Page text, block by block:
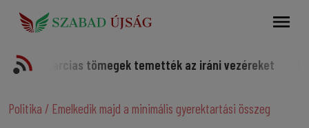
tömegek temették az iráni vezéreket Somorjai
Politika / Emelkedik majd a minimális gyerektartási összeg